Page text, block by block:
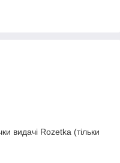
видачі Rozetka (тільки